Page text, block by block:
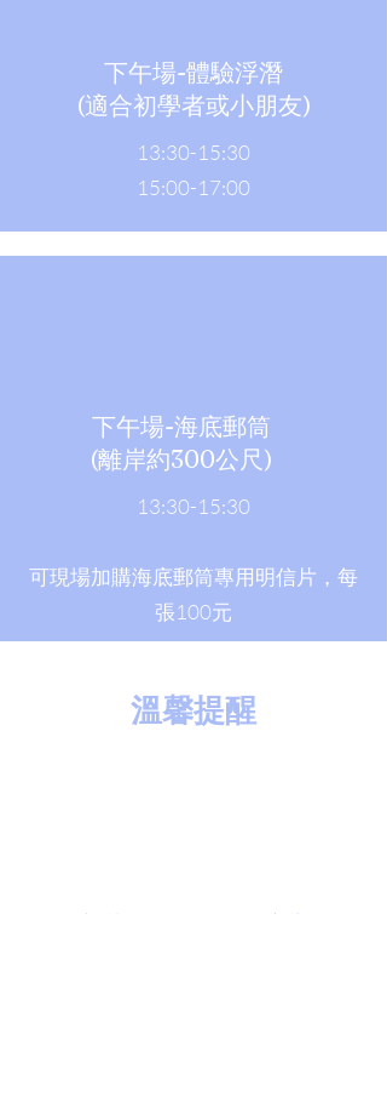
下午場-體驗浮潛
(適合初學者或小朋友)
13:30-15:30
15:00-17:00
下午場-海底郵筒
​(離岸約300公尺)
13:30-15:30
可現場加購海底郵筒專用明信片，每
張100元
​溫馨提醒